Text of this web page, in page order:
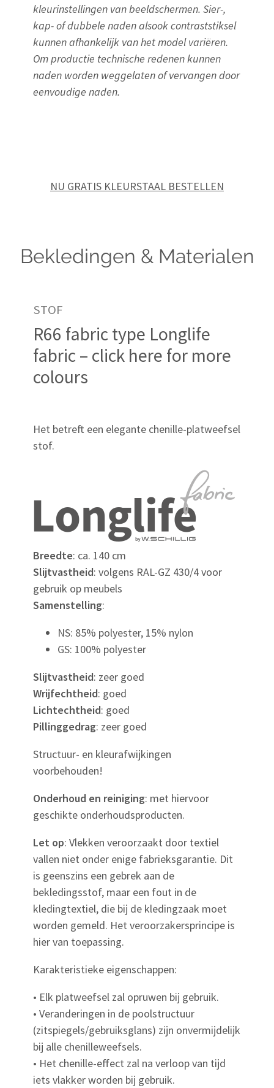
kleurinstellingen van beeldschermen. Sier-,
kap- of dubbele naden alsook contraststiksel
kunnen afhankelijk van het model variëren.
Om productie technische redenen kunnen
naden worden weggelaten of vervangen door
eenvoudige naden.
NU GRATIS KLEURSTAAL BESTELLEN
Bekledingen & Materialen
STOF
R66 fabric type Longlife
fabric – click here for more
colours
Het betreft een elegante chenille-platweefsel
stof.
Breedte: ca. 140 cm
Slijtvastheid: volgens RAL-GZ 430/4 voor
gebruik op meubels
Samenstelling:
NS: 85% polyester, 15% nylon
GS: 100% polyester
Slijtvastheid: zeer goed
Wrijfechtheid: goed
Lichtechtheid: goed
Pillinggedrag: zeer goed
Structuur- en kleurafwijkingen
voorbehouden!
Onderhoud en reiniging: met hiervoor
geschikte onderhoudsproducten.
Let op: Vlekken veroorzaakt door textiel
vallen niet onder enige fabrieksgarantie. Dit
is geenszins een gebrek aan de
bekledingsstof, maar een fout in de
kledingtextiel, die bij de kledingzaak moet
worden gemeld. Het veroorzakersprincipe is
hier van toepassing.
Karakteristieke eigenschappen:
• Elk platweefsel zal opruwen bij gebruik.
• Veranderingen in de poolstructuur
(zitspiegels/gebruiksglans) zijn onvermijdelijk
bij alle chenilleweefsels.
• Het chenille-effect zal na verloop van tijd
iets vlakker worden bij gebruik.